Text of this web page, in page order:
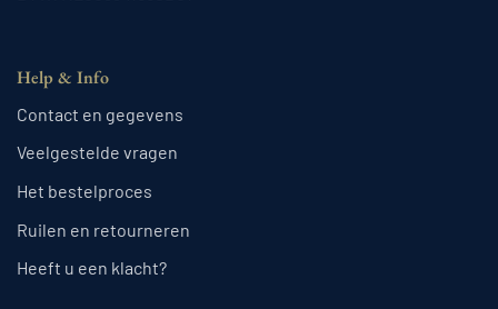
Help & Info
Contact en gegevens
Veelgestelde vragen
Het bestelproces
Ruilen en retourneren
Heeft u een klacht?